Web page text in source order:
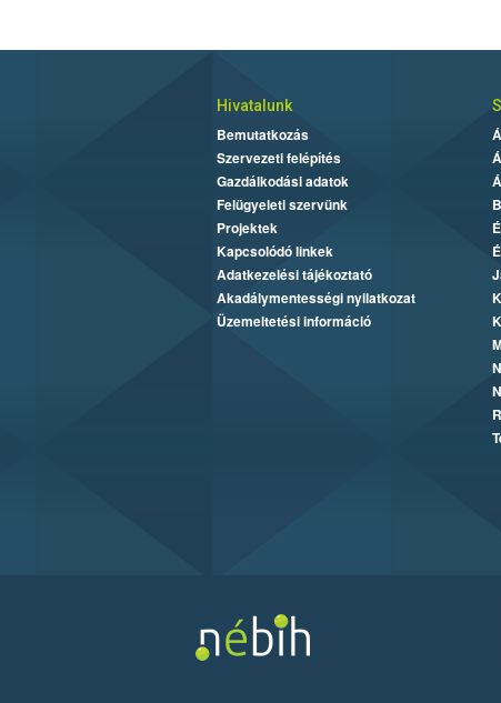
Hivatalunk
Bemutatkozás
Szervezeti felépítés
Gazdálkodási adatok
Felügyeleti szervünk
Projektek
Kapcsolódó linkek
Adatkezelési tájékoztató
Akadálymentességi nyilatkozat
Üzemeltetési információ